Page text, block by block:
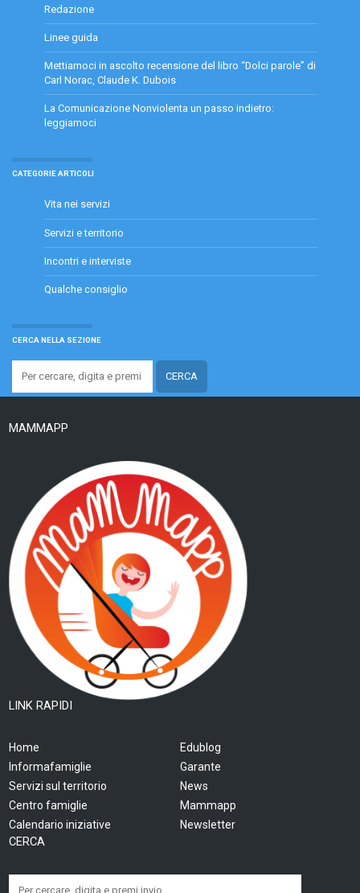
Redazione
Linee guida
Mettiamoci in ascolto recensione del libro “Dolci parole” di
Carl Norac, Claude K. Dubois
La Comunicazione Nonviolenta un passo indietro:
leggiamoci
CATEGORIE ARTICOLI
Vita nei servizi
Servizi e territorio
Incontri e interviste
Qualche consiglio
CERCA NELLA SEZIONE
MAMMAPP
LINK RAPIDI
Home
Informafamiglie
Servizi sul territorio
Centro famiglie
Calendario iniziative
Edublog
Garante
News
Mammapp
Newsletter
CERCA